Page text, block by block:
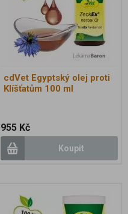
cdVet Egyptský olej proti
Klíšťatům 100 ml
955 Kč
Koupit